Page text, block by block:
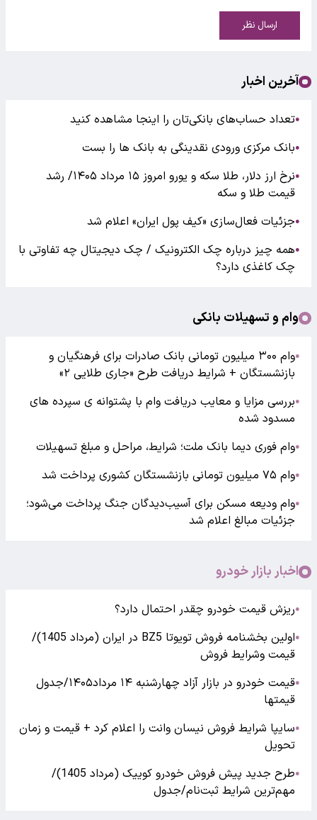
ارسال نظر
آخرین اخبار
●تعداد حساب‌های بانکی‌تان را اینجا مشاهده کنید
●بانک مرکزی ورودی نقدینگی به بانک ها را بست
●
نرخ ارز دلار، طلا سکه و یورو امروز ۱۵ مرداد ۱۴۰۵/ رشد
قیمت طلا و سکه
●جزئیات فعال‌سازی «کیف پول ایران» اعلام شد
●همه چیز درباره چک الکترونیک / چک دیجیتال چه تفاوتی با
چک کاغذی دارد؟
وام و تسهیلات بانکی
●
وام ۳۰۰ میلیون تومانی بانک صادرات برای فرهنگیان و
بازنشستگان + شرایط دریافت طرح «جاری طلایی ۲»
●بررسی مزایا و معایب دریافت وام با پشتوانه ی سپرده های
مسدود شده
●وام فوری دیما بانک ملت؛ شرایط، مراحل و مبلغ تسهیلات
●وام ۷۵ میلیون تومانی بازنشستگان کشوری پرداخت شد
●وام ودیعه مسکن برای آسیب‌دیدگان جنگ پرداخت می‌شود؛
جزئیات مبالغ اعلام شد
اخبار بازار خودرو
●ریزش قیمت خودرو چقدر احتمال دارد؟
●
اولین بخشنامه فروش تویوتا BZ5 در ایران (مرداد 1405)/
قیمت وشرایط فروش
●
قیمت خودرو در بازار آزاد چهارشنبه ۱۴ مرداد۱۴۰۵/جدول
قیمتها
●سایپا شرایط فروش نیسان وانت را اعلام کرد + قیمت و زمان
تحویل
●
طرح جدید پیش فروش خودرو کوییک (مرداد 1405)/
مهم‌ترین شرایط ثبت‌نام/جدول